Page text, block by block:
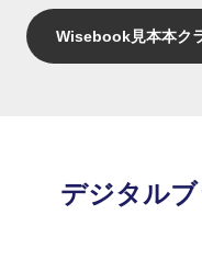
Wisebook見本本ク
デジタル